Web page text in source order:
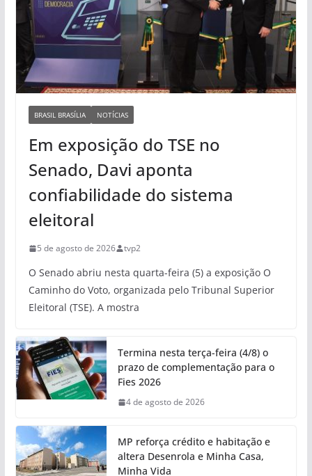
BRASIL BRASÍLIA NOTÍCIAS
Em exposição do TSE no
Senado, Davi aponta
confiabilidade do sistema
eleitoral
5 de agosto de 2026 tvp2
O Senado abriu nesta quarta-feira (5) a exposição O
Caminho do Voto, organizada pelo Tribunal Superior
Eleitoral (TSE). A mostra
Termina nesta terça-feira (4/8) o
prazo de complementação para o
Fies 2026
4 de agosto de 2026
MP reforça crédito e habitação e
altera Desenrola e Minha Casa,
Minha Vida